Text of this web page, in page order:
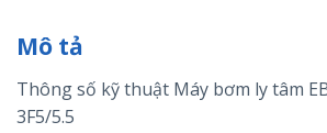
Mô tả
Thông số kỹ thuật Máy bơm ly tâm
3F5/5.5